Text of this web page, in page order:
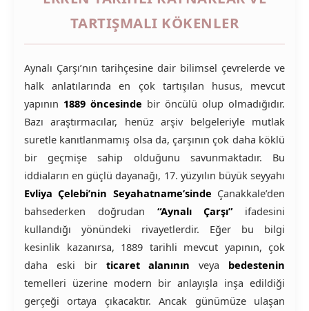
TARTIŞMALI KÖKENLER
Aynalı Çarşı’nın tarihçesine dair bilimsel çevrelerde ve
halk anlatılarında en çok tartışılan husus, mevcut
yapının 1889 öncesinde bir öncülü olup olmadığıdır.
Bazı araştırmacılar, henüz arşiv belgeleriyle mutlak
suretle kanıtlanmamış olsa da, çarşının çok daha köklü
bir geçmişe sahip olduğunu savunmaktadır. Bu
iddiaların en güçlü dayanağı, 17. yüzyılın büyük seyyahı
Evliya Çelebi’nin Seyahatname’sinde Çanakkale’den
bahsederken doğrudan “Aynalı Çarşı”ifadesini
kullandığı yönündeki rivayetlerdir. Eğer bu bilgi
kesinlik kazanırsa, 1889 tarihli mevcut yapının, çok
daha eski bir ticaret alanının veya bedestenin
temelleri üzerine modern bir anlayışla inşa edildiği
gerçeği ortaya çıkacaktır. Ancak günümüze ulaşan